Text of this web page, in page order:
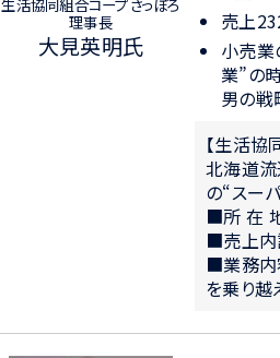
理事長
大見英明氏
売上
小売業
業”の
男の戦
【生活
北海道流
の“スー
■所 在
■売上内
■業務内
を乗り越